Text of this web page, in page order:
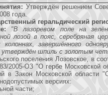
Утверждён решением
года.
геральдический
"В лазоревом поле на
лозой в пояс, серебряная
колоннах, завершённого
шпиль с золотым
поселения Лозовское, в
2005-ОЗ "О гербе Московской
в Закон Московской области
версиях:
части;